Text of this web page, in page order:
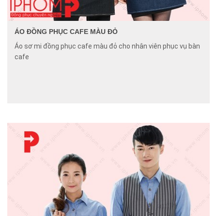
ÁO ĐỒNG PHỤC CAFE MÀU ĐỎ
Áo sơ mi đồng phục cafe màu đỏ cho nhân viên phục vụ bàn
cafe